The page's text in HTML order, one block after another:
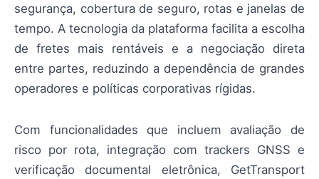
segurança, cobertura de seguro, rotas e janelas de
tempo. A tecnologia da plataforma facilita a escolha
de fretes mais rentáveis e a negociação direta
entre partes, reduzindo a dependência de grandes
operadores e políticas corporativas rígidas.
Com funcionalidades que incluem avaliação de
risco por rota, integração com trackers GNSS e
verificação documental eletrônica, GetTransport